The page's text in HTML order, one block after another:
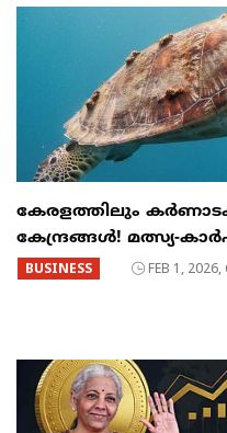
കേരളത്തിലും
കേന്ദ്രങ്ങൾ! മത്സ്യ-
BUSINESS FEB 1,